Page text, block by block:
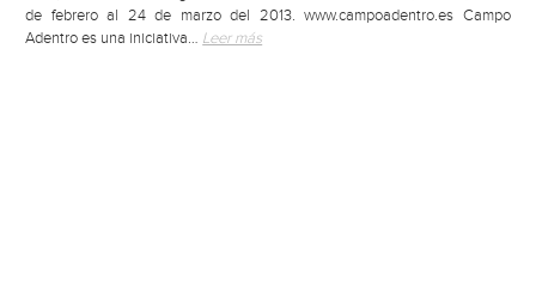
de febrero al 24 de marzo del 2013. www.campoadentro.es Campo
Adentro es una iniciativa… Leer más